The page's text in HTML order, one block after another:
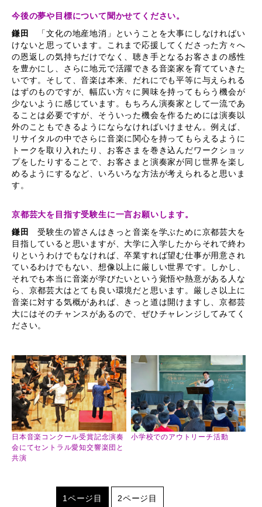
今後の夢や目標について聞かせてください。
鎌田
「文化の地産地消」ということを大事にしなければい
けないと思っています。これまで応援してくださった方々へ
の恩返しの気持ちだけでなく、聴き手となるお客さまの感性
を豊かにし、さらに地元で活躍できる音楽家を育てていきた
いです。そして、音楽は本来、だれにでも平等に与えられる
はずのものですが、幅広い方々に興味を持ってもらう機会が
少ないように感じています。もちろん演奏家として一流であ
ることは必要ですが、そういった機会を作るためには演奏以
外のこともできるようにならなければいけません。例えば、
リサイタルの中でさらに音楽に関心を持ってもらえるように
トークを取り入れたり、お客さまを巻き込んだワークショッ
プをしたりすることで、お客さまと演奏家が同じ世界を楽し
めるようにするなど、いろいろな方法が考えられると思いま
す。
京都芸大を目指す受験生に一言お願いします。
鎌田
受験生の皆さんはきっと音楽を学ぶために京都芸大を
目指していると思いますが、大学に入学したからそれで終わ
りというわけでもなければ、卒業すれば望む仕事が用意され
ているわけでもない、想像以上に厳しい世界です。しかし、
それでも本当に音楽が学びたいという覚悟や熱意がある人な
ら、京都芸大はとても良い環境だと思います。厳しさ以上に
音楽に対する気概があれば、きっと道は開けますし、京都芸
大にはそのチャンスがあるので、ぜひチャレンジしてみてく
ださい。
日本音楽コンクール受賞記念演奏
会にてセントラル愛知交響楽団と
共演
小学校でのアウトリーチ活動
1ページ目 2ページ目